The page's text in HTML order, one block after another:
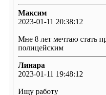
Максим
2023-01-11 20:38:12
Мне 8 лет мечтаю стать
полицейским
Линара
2023-01-11 19:48:12
Ищу работу